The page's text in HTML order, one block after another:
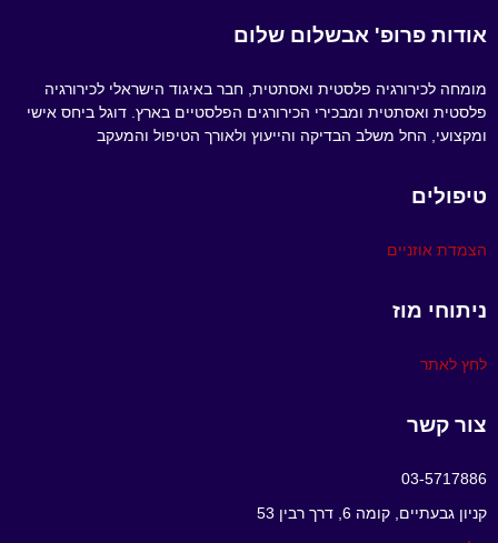
אודות פרופ' אבשלום שלום
מומחה לכירורגיה פלסטית ואסתטית, חבר באיגוד הישראלי לכירורגיה
פלסטית ואסתטית ומבכירי הכירורגים הפלסטיים בארץ. דוגל ביחס אישי
ומקצועי, החל משלב הבדיקה והייעוץ ולאורך הטיפול והמעקב
טיפולים
הצמדת אוזניים
ניתוחי מוז
לחץ לאתר
צור קשר
03-5717886
קניון גבעתיים, קומה 6, דרך רבין 53